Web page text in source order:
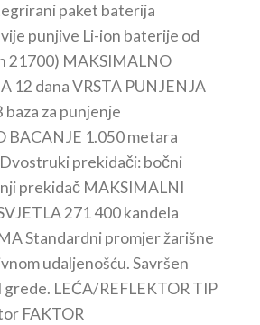
paket baterija
punjive Li-ion baterije od
21700) MAKSIMALNO
12 dana VRSTA PUNJENJA
baza za punjenje
BACANJE 1.050 metara
prekidači: bočni
prekidač MAKSIMALNI
271 400 kandela
Standardni promjer žarišne
udaljenošću. Savršen
LEĆA/REFLEKTOR TIP
FAKTOR